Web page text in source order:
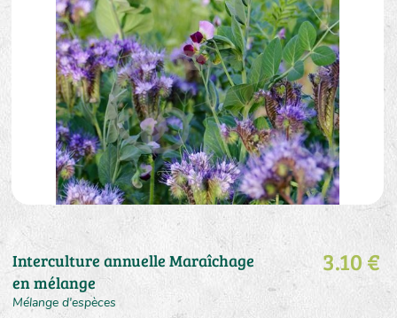
Interculture annuelle Maraîchage
en mélange
Mélange d'espèces
3.10 €